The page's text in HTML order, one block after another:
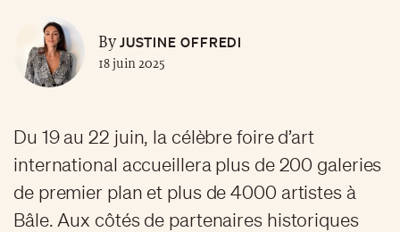
ByJUSTINE OFFREDI
18 juin 2025
Du 19 au 22 juin, la célèbre foire d’art
international accueillera plus de 200 galeries
de premier plan et plus de 4000 artistes à
Bâle. Aux côtés de partenaires historiques